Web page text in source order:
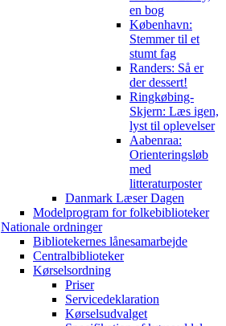
en bog
København:
Stemmer til et
stumt fag
Randers: Så er
der dessert!
Ringkøbing-
Skjern: Læs igen,
lyst til oplevelser
Aabenraa:
Orienteringsløb
med
litteraturposter
Danmark Læser Dagen
Modelprogram for folkebiblioteker
Nationale ordninger
Bibliotekernes lånesamarbejde
Centralbiblioteker
Kørselsordning
Priser
Servicedeklaration
Kørselsudvalget